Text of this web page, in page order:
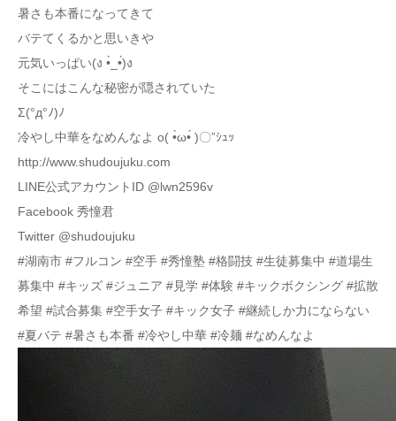
暑さも本番になってきて
バテてくるかと思いきや
元気いっぱい(ง •̀_•́)ง
そこにはこんな秘密が隠されていた
Σ(°д°ﾉ)ﾉ
冷やし中華をなめんなよ o( •̀ω•́ )〇”ｼｭｯ
http://www.shudoujuku.com
LINE公式アカウントID @lwn2596v
Facebook 秀憧君
Twitter @shudoujuku
#湖南市 #フルコン #空手 #秀憧塾 #格闘技 #生徒募集中 #道場生
募集中 #キッズ #ジュニア #見学 #体験 #キックボクシング #拡散
希望 #試合募集 #空手女子 #キック女子 #継続しか力にならない
#夏バテ #暑さも本番 #冷やし中華 #冷麺 #なめんなよ